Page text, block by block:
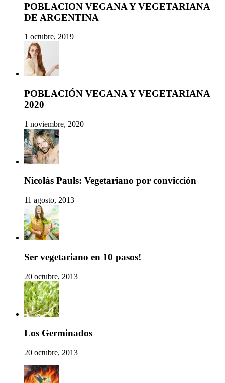
POBLACION VEGANA Y VEGETARIANA
DE ARGENTINA
1 octubre, 2019
POBLACIÓN VEGANA Y VEGETARIANA
2020
1 noviembre, 2020
Nicolás Pauls: Vegetariano por convicción
11 agosto, 2013
Ser vegetariano en 10 pasos!
20 octubre, 2013
Los Germinados
20 octubre, 2013